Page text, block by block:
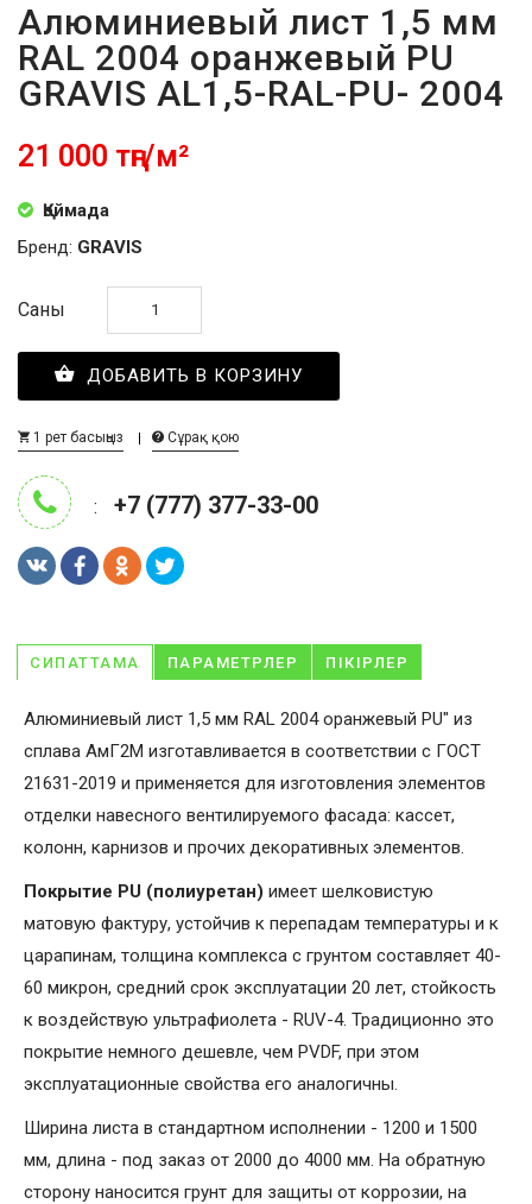
Алюминиевый лист 1,5 мм
RAL 2004 оранжевый PU
GRAVIS AL1,5-RAL-PU- 2004
21 000 тңг/м²
Қоймада
Бренд: GRAVIS
Саны
ДОБАВИТЬ В КОРЗИНУ
1 рет басыңыз Сұрақ қою
: +7 (777) 377-33-00
СИПАТТАМА ПАРАМЕТРЛЕР ПІКІРЛЕР
Алюминиевый лист 1,5 мм RAL 2004 оранжевый PU" из
сплава АмГ2М изготавливается в соответствии с ГОСТ
21631-2019 и применяется для изготовления элементов
отделки навесного вентилируемого фасада: кассет,
колонн, карнизов и прочих декоративных элементов.
Покрытие PU (полиуретан) имеет шелковистую
матовую фактуру, устойчив к перепадам температуры и к
царапинам, толщина комплекса с грунтом составляет 40-
60 микрон, средний срок эксплуатации 20 лет, стойкость
к воздействую ультрафиолета - RUV-4. Традиционно это
покрытие немного дешевле, чем PVDF, при этом
эксплуатационные свойства его аналогичны.
Ширина листа в стандартном исполнении - 1200 и 1500
мм, длина - под заказ от 2000 до 4000 мм. На обратную
сторону наносится грунт для защиты от коррозии, на